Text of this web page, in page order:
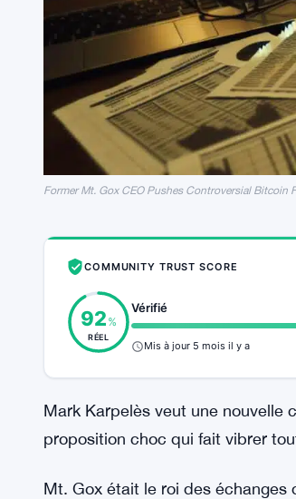
Former Mt. Gox CEO Pushes Controversial Bitcoin
COMMUNITY TRUST SCORE
92 %
RÉEL
Vérifié
Mis à jour 5 mois il y a
Mark Karpelès veut une nouvelle
proposition choc qui fait vibrer
Mt. Gox était le roi des échanges